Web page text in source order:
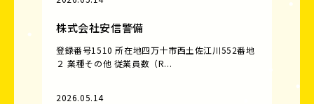
株式会社安信警備
登録番号1510 所在地四万十市西土佐江川552番地
２ 業種その他 従業員数（R...
2026.05.14